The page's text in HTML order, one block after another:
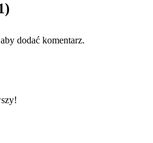
dodać komentarz.